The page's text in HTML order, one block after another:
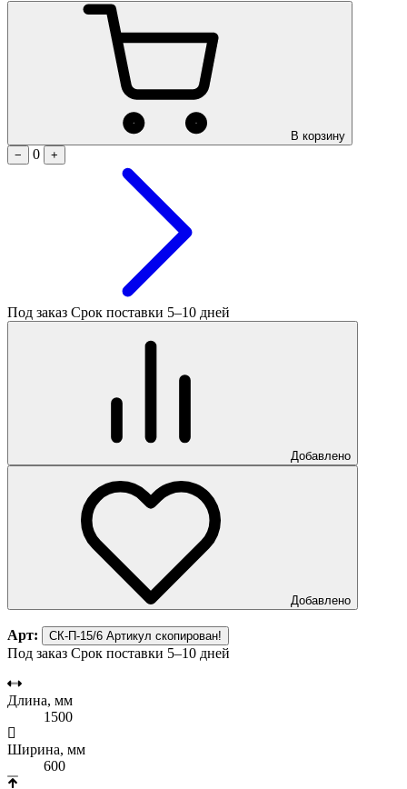
В корзину
−
0 +
Под заказ Срок поставки 5–10 дней
Добавлено
Добавлено
Арт: СК-П-15/6 Артикул скопирован!
Под заказ Срок поставки 5–10 дней
Длина, мм
1500
Ширина, мм
600